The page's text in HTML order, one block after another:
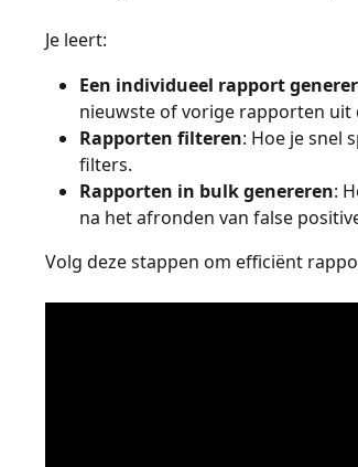
Je leert:
Een individueel rapport
nieuwste of vorige rapporten uit
Rapporten filteren: Hoe je snel
filters.
Rapporten in bulk genereren:
na het afronden van false
Volg deze stappen om efficiënt